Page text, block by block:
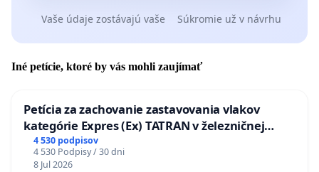
Vaše údaje zostávajú vaše Súkromie už v návrhu
Iné petície, ktoré by vás mohli zaujímať
Petícia za zachovanie zastavovania vlakov
kategórie Expres (Ex) TATRAN v železničnej
stanici Púchov
4 530 podpisov
4 530 Podpisy / 30 dni
8 Jul 2026